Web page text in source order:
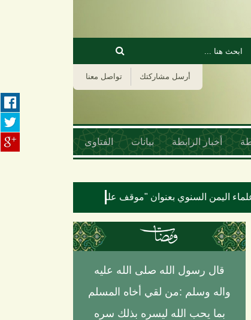
استمارة البحث
‏بحث ‏
تواصل معنا أرسل مشاركتك
أخبار الرابطة بيانات الفتاوى
قال رسول الله صلى الله عليه
واله وسلم :من لقي أخاه المسلم
بما يحب الله ليسره بذلك سره